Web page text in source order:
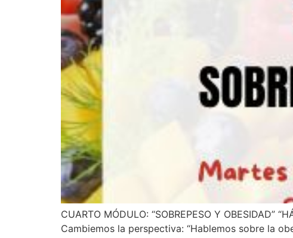
CUARTO MÓDULO: “SOBREPESO Y OBESIDAD”
Cambiemos la perspectiva: “Hablemos sobre la